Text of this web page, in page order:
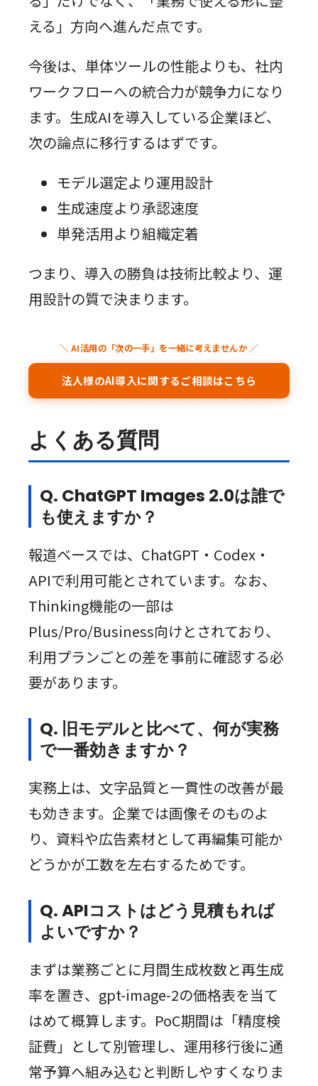
える」方向へ進んだ点です。
今後は、単体ツールの性能よりも、社内
ワークフローへの統合力が競争力になり
ます。生成AIを導入している企業ほど、
次の論点に移行するはずです。
モデル選定より運用設計
生成速度より承認速度
単発活用より組織定着
つまり、導入の勝負は技術比較より、運
用設計の質で決まります。
＼ AI活用の「次の一手」を一緒に考えませんか ／
法人様のAI導入に関するご相談はこちら
よくある質問
Q. ChatGPT Images 2.0は誰で
も使えますか？
報道ベースでは、ChatGPT・Codex・
APIで利用可能とされています。なお、
Thinking機能の一部は
Plus/Pro/Business向けとされており、
利用プランごとの差を事前に確認する必
要があります。
Q. 旧モデルと比べて、何が実務
で一番効きますか？
実務上は、文字品質と一貫性の改善が最
も効きます。企業では画像そのものよ
り、資料や広告素材として再編集可能か
どうかが工数を左右するためです。
Q. APIコストはどう見積もれば
よいですか？
まずは業務ごとに月間生成枚数と再生成
率を置き、gpt-image-2の価格表を当て
はめて概算します。PoC期間は「精度検
証費」として別管理し、運用移行後に通
常予算へ組み込むと判断しやすくなりま